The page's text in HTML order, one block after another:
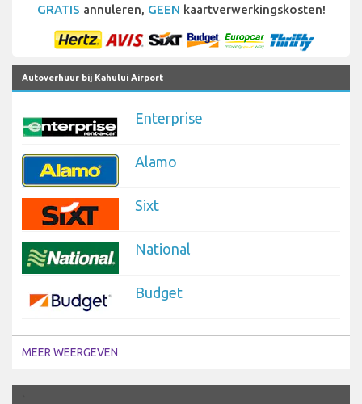
GRATIS annuleren, GEEN kaartverwerkingskosten!
Autoverhuur bij Kahului Airport
Enterprise
Alamo
Sixt
National
Budget
MEER WEERGEVEN